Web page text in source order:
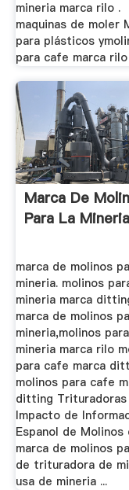
mineria marca rilo .
maquinas de moler
para plásticos
para cafe marca rilo
Marca De
Para La Mineria
marca de molinos
mineria. molinos
mineria marca
marca de molinos
mineria,molinos para
mineria marca rilo
para cafe marca
molinos para cafe
ditting Trituradoras
Impacto de
Espanol de Molinos
marca de molinos
de trituradora de
usa de mineria ...